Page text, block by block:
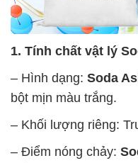
1. Tính chất vật lý
– Hình dạng: Soda
bột mịn màu trắng.
– Khối lượng riêng:
– Điểm nóng chảy: